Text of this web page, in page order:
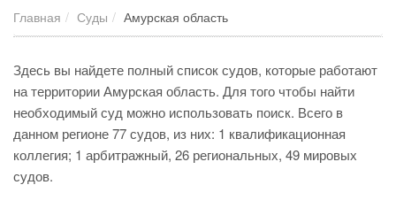
Главная Суды Амурская область
Здесь вы найдете полный список судов, которые работают
на территории Амурская область. Для того чтобы найти
необходимый суд можно использовать поиск. Всего в
данном регионе 77 судов, из них: 1 квалификационная
коллегия; 1 арбитражный, 26 региональных, 49 мировых
судов.